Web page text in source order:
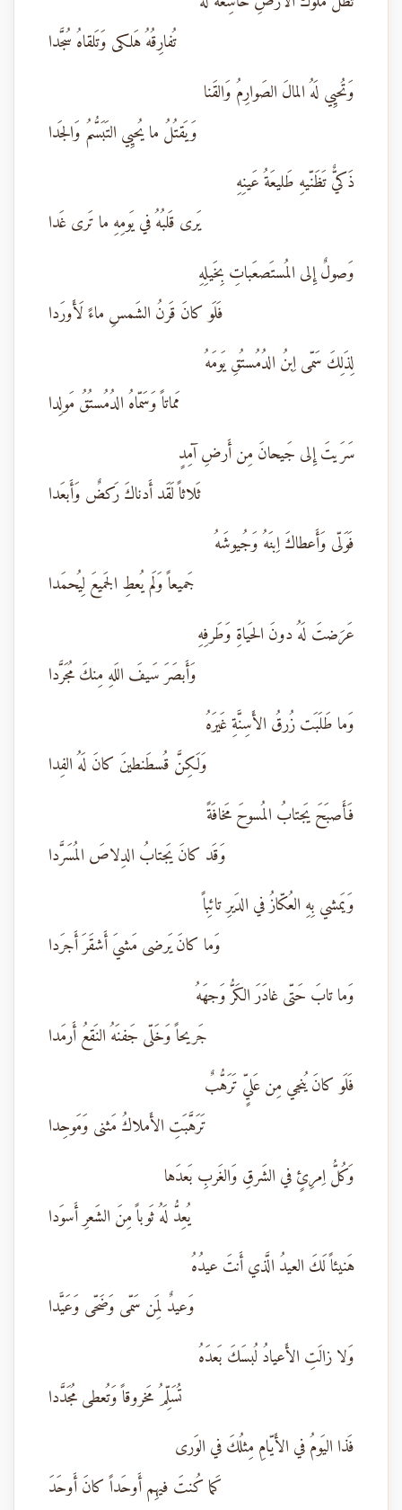
تُفارِقُهُ هَلكى وَتَلقاهُ سُجَّدا
وَتُحيِي لَهُ المالَ الصَوارِمُ وَالقَنا
وَيَقتُلُ ما يُحيِي التَبَسُّمُ وَالجَدا
ذَكيٌّ تَظَنّيهِ طَليعَةُ عَينِهِ
يَرى قَلبُهُ في يَومِهِ ما تَرى غَدا
وَصولٌ إِلى المُستَصعَباتِ بِخَيلِهِ
فَلَو كانَ قَرنُ الشَمسِ ماءً لَأَورَدا
لِذَلِكَ سَمّى اِبنُ الدُمُستُقِ يَومَهُ
مَماتاً وَسَمّاهُ الدُمُستُقُ مَولِدا
سَرَيتَ إِلى جَيحانَ مِن أَرضِ آمِدٍ
ثَلاثاً لَقَد أَدناكَ رَكضٌ وَأَبعَدا
فَوَلّى وَأَعطاكَ اِبنَهُ وَجُيوشَهُ
جَميعاً وَلَم يُعطِ الجَميعَ لِيُحمَدا
عَرَضتَ لَهُ دونَ الحَياةِ وَطَرفِهِ
وَأَبصَرَ سَيفَ اللَهِ مِنكَ مُجَرَّدا
وَما طَلَبَت زُرقُ الأَسِنَّةِ غَيرَهُ
وَلَكِنَّ قُسطَنطينَ كانَ لَهُ الفِدا
فَأَصبَحَ يَجتابُ المُسوحَ مَخافَةً
وَقَد كانَ يَجتابُ الدِلاصَ المُسَرَّدا
وَيَمشي بِهِ العُكّازُ في الدَيرِ تائِباً
وَما كانَ يَرضى مَشيَ أَشقَرَ أَجرَدا
وَما تابَ حَتّى غادَرَ الكَرُّ وَجهَهُ
جَريحاً وَخَلّى جَفنَهُ النَقعُ أَرمَدا
فَلَو كانَ يُنجي مِن عَليٍّ تَرَهُّبٌ
تَرَهَّبَتِ الأَملاكُ مَثنى وَمَوحِدا
وَكُلُّ اِمرِئٍ في الشَرقِ وَالغَربِ بَعدَها
يُعِدُّ لَهُ ثَوباً مِنَ الشَعرِ أَسوَدا
هَنيئاً لَكَ العيدُ الَّذي أَنتَ عيدُهُ
وَعيدٌ لِمَن سَمّى وَضَحّى وَعَيَّدا
وَلا زالَتِ الأَعيادُ لُبسَكَ بَعدَهُ
تُسَلِّمُ مَخروقاً وَتُعطى مُجَدَّدا
فَذا اليَومُ في الأَيّامِ مِثلُكَ في الوَرى
كَما كُنتَ فيهِم أَوحَداً كانَ أَوحَدَ